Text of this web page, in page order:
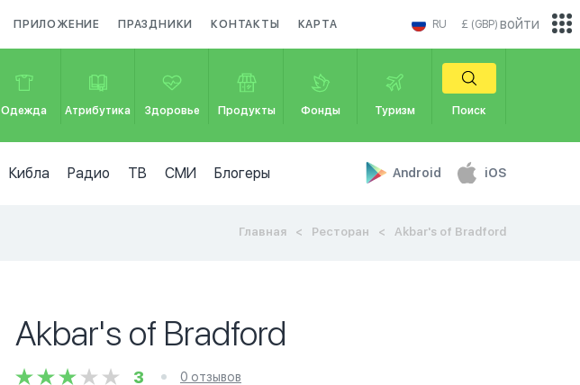
ПРИЛОЖЕНИЕ ПРАЗДНИКИ КОНТАКТЫ КАРТА RU £ (GBP)
Одежда Атрибутика Здоровье Продукты Фонды Туризм Поиск
Кибла Радио ТВ СМИ Блогеры Android iOS
войти
Главная Ресторан Akbar's of Bradford
Akbar's of Bradford
3 0 отзывов